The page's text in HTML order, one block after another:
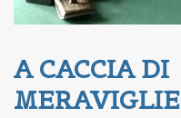
A CACCIA DI
MERAVIGLIE